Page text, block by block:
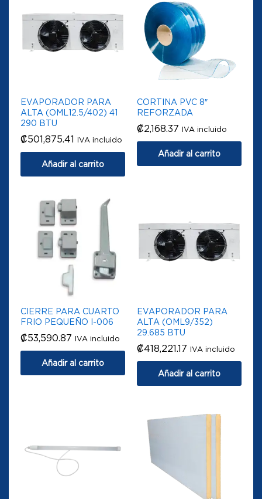
EVAPORADOR PARA
ALTA (OML12.5/402) 41
290 BTU
₡501,875.41 IVA incluido
Añadir al carrito
CORTINA PVC 8″
REFORZADA
₡2,168.37 IVA incluido
Añadir al carrito
CIERRE PARA CUARTO
FRIO PEQUEÑO I-006
₡53,590.87 IVA incluido
Añadir al carrito
EVAPORADOR PARA
ALTA (OML9/352)
29.685 BTU
₡418,221.17 IVA incluido
Añadir al carrito